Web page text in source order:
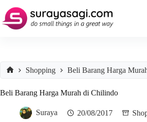
content
Shopping Beli Barang Harga
Beli Barang Harga Murah di Chilindo
Suraya 20/08/2017